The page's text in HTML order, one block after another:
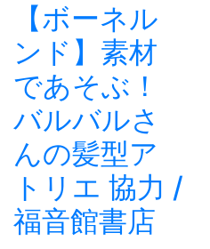
【ボーネル
ンド】素材
であそぶ！
バルバルさ
んの髪型ア
トリエ 協力 /
福音館書店